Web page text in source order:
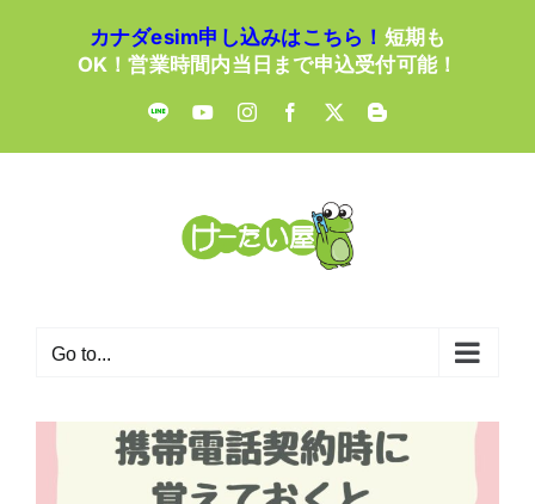
カナダesim申し込みはこちら！ 短期も
OK！営業時間内当日まで申込受付可能！
LINE YouTubeInstagramFacebook
X Blogger
Go to...